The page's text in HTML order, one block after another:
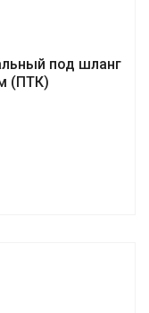
под шланг
(ПТК)